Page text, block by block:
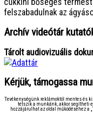
felszabadulnak az
Archív videótár
Tárolt audiovizuális
Kérjük, támogassa
Tevékenységünk reklámoktól mentes és
tetszik a munkánk, akkor segítheti
hozzájárulhat az oldal működéséhez a